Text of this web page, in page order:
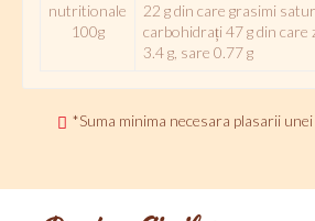
nutritionale
100g
22 g din care grasimi
carbohidrați 47 g din care
3.4 g, sare 0.77 g
*Suma minima necesara plasarii